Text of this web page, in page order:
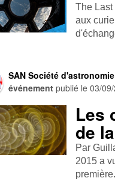
The
aux
SAN Société
événement publié le03/
Les
de
Par
2015 a